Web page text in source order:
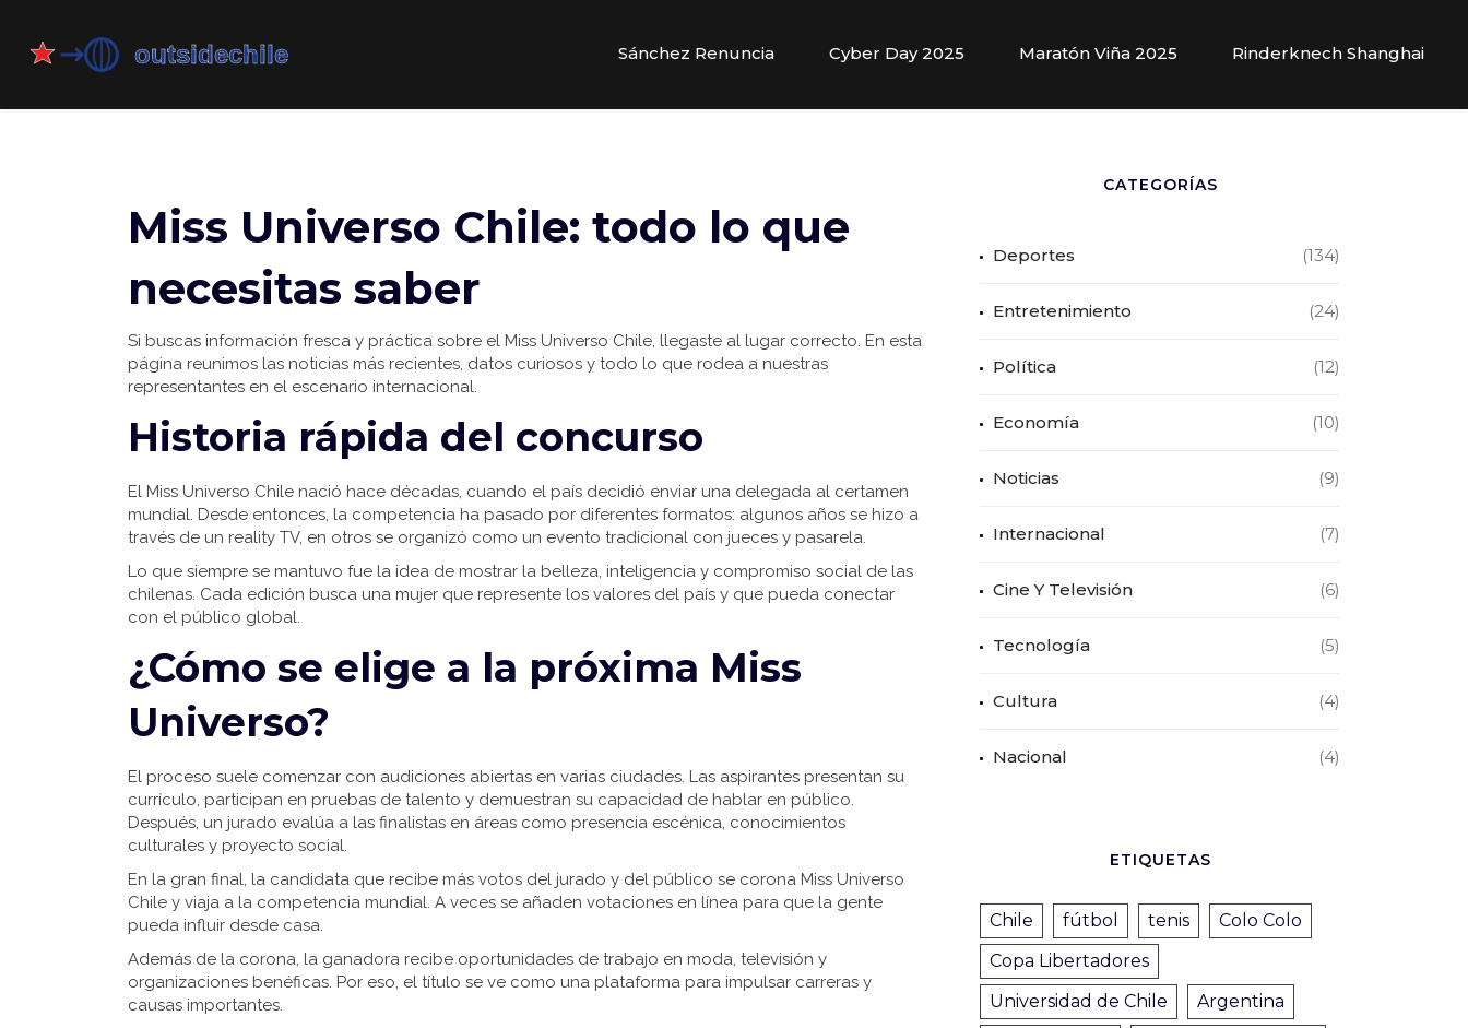
Sánchez Renuncia Cyber Day 2025 Maratón Viña 2025 Rinderknech Shanghai
Miss Universo Chile: todo lo que
necesitas saber
Si buscas información fresca y práctica sobre el Miss Universo Chile, llegaste al lugar correcto. En esta
página reunimos las noticias más recientes, datos curiosos y todo lo que rodea a nuestras
representantes en el escenario internacional.
Historia rápida del concurso
El Miss Universo Chile nació hace décadas, cuando el país decidió enviar una delegada al certamen
mundial. Desde entonces, la competencia ha pasado por diferentes formatos: algunos años se hizo a
través de un reality TV, en otros se organizó como un evento tradicional con jueces y pasarela.
Lo que siempre se mantuvo fue la idea de mostrar la belleza, inteligencia y compromiso social de las
chilenas. Cada edición busca una mujer que represente los valores del país y que pueda conectar
con el público global.
¿Cómo se elige a la próxima Miss
Universo?
El proceso suele comenzar con audiciones abiertas en varias ciudades. Las aspirantes presentan su
currículo, participan en pruebas de talento y demuestran su capacidad de hablar en público.
Después, un jurado evalúa a las finalistas en áreas como presencia escénica, conocimientos
culturales y proyecto social.
En la gran final, la candidata que recibe más votos del jurado y del público se corona Miss Universo
Chile y viaja a la competencia mundial. A veces se añaden votaciones en línea para que la gente
pueda influir desde casa.
Además de la corona, la ganadora recibe oportunidades de trabajo en moda, televisión y
organizaciones benéficas. Por eso, el título se ve como una plataforma para impulsar carreras y
causas importantes.
CATEGORÍAS
Deportes (134)
Entretenimiento (24)
Política (12)
Economía (10)
Noticias (9)
Internacional (7)
Cine Y Televisión (6)
Tecnología (5)
Cultura (4)
Nacional (4)
ETIQUETAS
Chile fútbol tenis
Colo Colo
Copa Libertadores
Universidad de Chile
Argentina